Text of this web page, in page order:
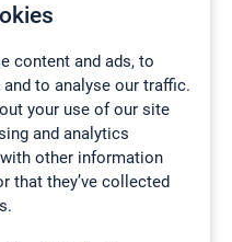
content and ads, to
to analyse our traffic.
your use of our site
and analytics
other information
that they’ve collected
存在的理由
Gasmet 透過收購已有所
我們
芬蘭的起源 表示敬
致的品牌識別。無論對著
創造出有影響力的統一形